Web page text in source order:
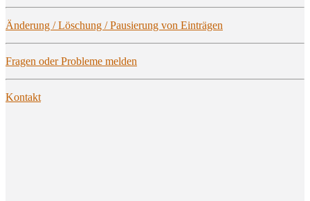
Ände­rung / Löschung / Pau­sie­rung von Einträgen
Fra­gen oder Pro­ble­me melden
Kon­takt